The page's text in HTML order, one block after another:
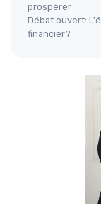
prospérer
Débat ouvert:
financier?